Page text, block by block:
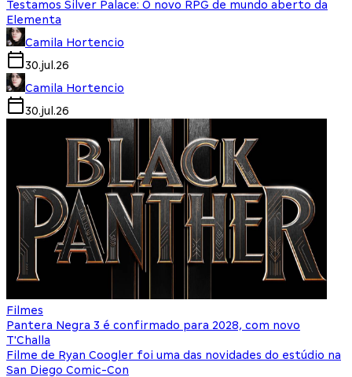
Testamos Silver Palace: O novo RPG de mundo aberto da
Elementa
Camila Hortencio
30.jul.26
Camila Hortencio
30.jul.26
Filmes
Pantera Negra 3 é confirmado para 2028, com novo
T'Challa
Filme de Ryan Coogler foi uma das novidades do estúdio na
San Diego Comic-Con